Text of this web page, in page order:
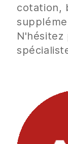
cotation,
N'hésitez